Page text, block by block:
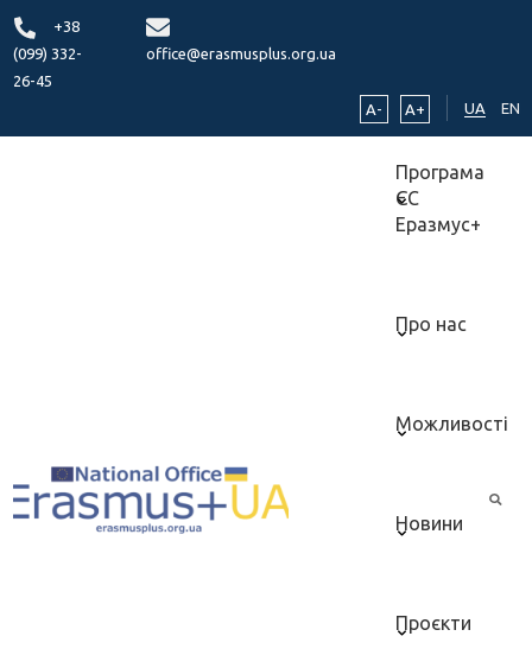
+38
(099) 332-
26-45
office@erasmusplus.org.ua
A- A+ UA EN
Програма
ЄС
Еразмус+
Про нас
Можливості
Новини
Проєкти